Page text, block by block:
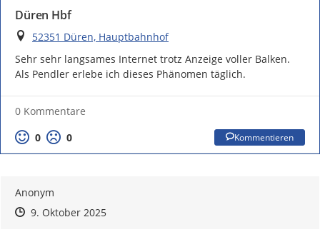
Düren Hbf
Ort
52351 Düren, Hauptbahnhof
Sehr sehr langsames Internet trotz Anzeige voller Balken.
Als Pendler erlebe ich dieses Phänomen täglich.
0 Kommentare
0
0 Kommentieren
Anonym
Zeitpunkt des Erstellens
Zeitpunkt des Erstellens
9. Oktober 2025Zur Äußerung